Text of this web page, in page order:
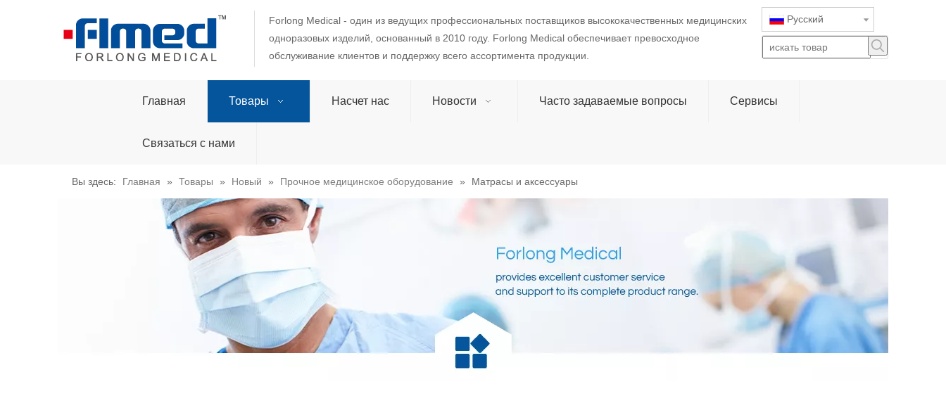
Forlong Medical - один из ведущих профессиональных поставщиков высококачественных медицинских
одноразовых изделий, основанный в 2010 году. Forlong Medical обеспечивает превосходное
обслуживание клиентов и поддержку всего ассортимента продукции.
Pусский
Главная Товары Насчет нас Новости Часто задаваемые вопросы Сервисы
Связаться с нами
Вы здесь: Главная » Товары » Новый » Прочное медицинское оборудование » Матрасы и аксессуары